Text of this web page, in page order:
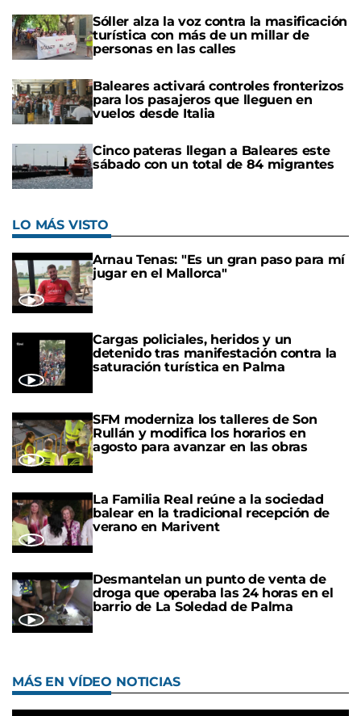
Sóller alza la voz contra la masificación
turística con más de un millar de
personas en las calles
Baleares activará controles fronterizos
para los pasajeros que lleguen en
vuelos desde Italia
Cinco pateras llegan a Baleares este
sábado con un total de 84 migrantes
LO MÁS VISTO
Arnau Tenas: "Es un gran paso para mí
jugar en el Mallorca"
Cargas policiales, heridos y un
detenido tras manifestación contra la
saturación turística en Palma
SFM moderniza los talleres de Son
Rullán y modifica los horarios en
agosto para avanzar en las obras
La Familia Real reúne a la sociedad
balear en la tradicional recepción de
verano en Marivent
Desmantelan un punto de venta de
droga que operaba las 24 horas en el
barrio de La Soledad de Palma
MÁS EN VÍDEO NOTICIAS